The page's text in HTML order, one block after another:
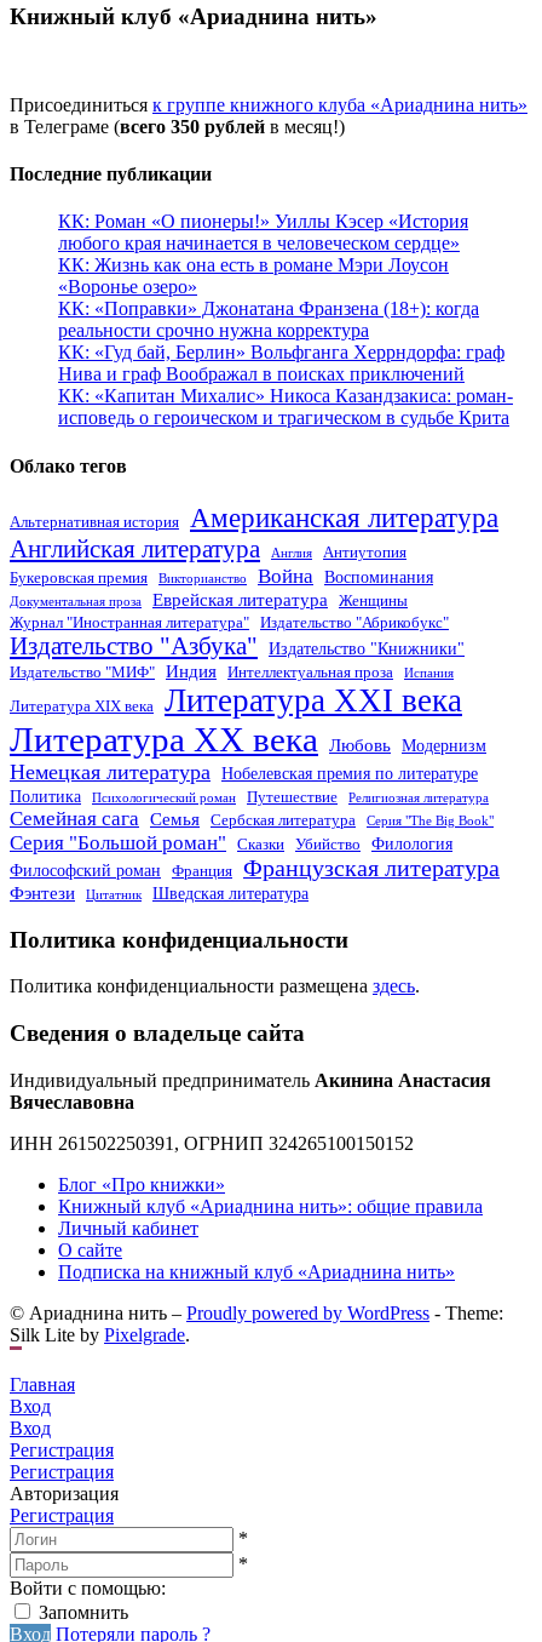
Книжный клуб «Ариаднина нить»
Присоединиться к группе книжного клуба «Ариаднина нить»
в Телеграме (всего 350 рублей в месяц!)
Последние публикации
КК: Роман «О пионеры!» Уиллы Кэсер «История
любого края начинается в человеческом сердце»
КК: Жизнь как она есть в романе Мэри Лоусон
«Воронье озеро»
КК: «Поправки» Джонатана Франзена (18+): когда
реальности срочно нужна корректура
КК: «Гуд бай, Берлин» Вольфганга Херрндорфа: граф
Нива и граф Воображал в поисках приключений
КК: «Капитан Михалис» Никоса Казандзакиса: роман-
исповедь о героическом и трагическом в судьбе Крита
Облако тегов
Альтернативная история Американская литература
Английская литература Англия
Антиутопия
Букеровская премия
Викторианство Война Воспоминания
Документальная проза Еврейская литература
Женщины
Журнал "Иностранная литература"
Издательство "Абрикобукс"
Издательство "Азбука" Издательство "Книжники"
Издательство "МИФ" Индия Интеллектуальная проза Испания
Литература XIX века Литература XXI века
Литература XX века Любовь Модернизм
Немецкая литература
Нобелевская премия по литературе
Политика
Психологический роман Путешествие Религиозная литература
Семейная сага Семья Сербская литература Серия "The Big Book"
Серия "Большой роман" Сказки Убийство
Филология
Философский роман
Франция Французская литература
Фэнтези Цитатник Шведская литература
Политика конфиденциальности
Политика конфиденциальности размещена здесь.
Сведения о владельце сайта
Индивидуальный предприниматель Акинина Анастасия
Вячеславовна
ИНН 261502250391, ОГРНИП 324265100150152
Блог «Про книжки»
Книжный клуб «Ариаднина нить»: общие правила
Личный кабинет
О сайте
Подписка на книжный клуб «Ариаднина нить»
© Ариаднина нить – Proudly powered by WordPress - Theme:
Silk Lite by Pixelgrade.
Главная
Вход
Вход
Регистрация
Регистрация
Авторизация
Регистрация
*
*
Войти с помощью:
Запомнить
Вход Потеряли пароль ?